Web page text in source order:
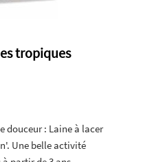
tropiques
douceur : Laine à lacer
Une belle activité